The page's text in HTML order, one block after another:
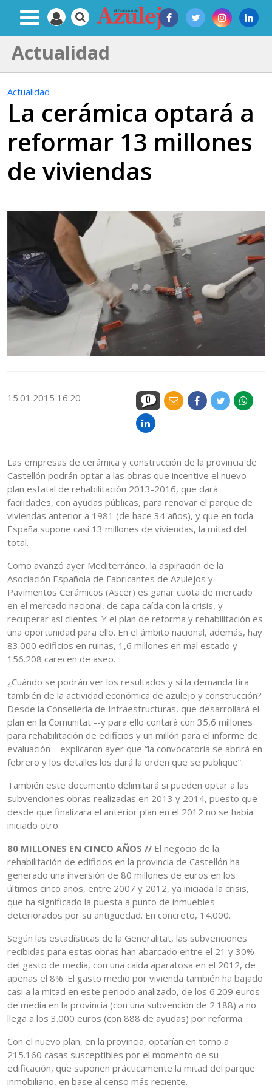
Actualidad
Actualidad
La cerámica optará a
reformar 13 millones
de viviendas
15.01.2015 16:20 0
Las empresas de cerámica y construcción de la provincia de
Castellón podrán optar a las obras que incentive el nuevo
plan estatal de rehabilitación 2013-2016, que dará
facilidades, con ayudas públicas, para renovar el parque de
viviendas anterior a 1981 (de hace 34 años), y que en toda
España supone casi 13 millones de viviendas, la mitad del
total.
Como avanzó ayer Mediterráneo, la aspiración de la
Asociación Española de Fabricantes de Azulejos y
Pavimentos Cerámicos (Ascer) es ganar cuota de mercado
en el mercado nacional, de capa caída con la crisis, y
recuperar así clientes. Y el plan de reforma y rehabilitación es
una oportunidad para ello. En el ámbito nacional, además, hay
83.000 edificios en ruinas, 1,6 millones en mal estado y
156.208 carecen de aseo.
¿Cuándo se podrán ver los resultados y si la demanda tira
también de la actividad económica de azulejo y construcción?
Desde la Conselleria de Infraestructuras, que desarrollará el
plan en la Comunitat --y para ello contará con 35,6 millones
para rehabilitación de edificios y un millón para el informe de
evaluación-- explicaron ayer que “la convocatoria se abrirá en
febrero y los detalles los dará la orden que se publique”.
También este documento delimitará si pueden optar a las
subvenciones obras realizadas en 2013 y 2014, puesto que
desde que finalizara el anterior plan en el 2012 no se había
iniciado otro.
80 MILLONES EN CINCO AÑOS // El negocio de la
rehabilitación de edificios en la provincia de Castellón ha
generado una inversión de 80 millones de euros en los
últimos cinco años, entre 2007 y 2012, ya iniciada la crisis,
que ha significado la puesta a punto de inmuebles
deteriorados por su antigüedad. En concreto, 14.000.
Según las estadísticas de la Generalitat, las subvenciones
recibidas para estas obras han abarcado entre el 21 y 30%
del gasto de media, con una caída aparatosa en el 2012, de
apenas el 8%. El gasto medio por vivienda también ha bajado
casi a la mitad en este periodo analizado, de los 6.209 euros
de media en la provincia (con una subvención de 2.188) a no
llega a los 3.000 euros (con 888 de ayudas) por reforma.
Con el nuevo plan, en la provincia, optarían en torno a
215.160 casas susceptibles por el momento de su
edificación, que suponen prácticamente la mitad del parque
inmobiliario, en base al censo más reciente.